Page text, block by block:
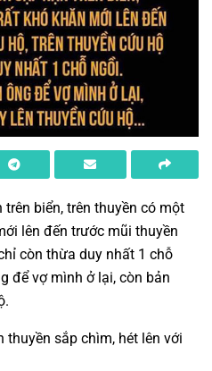
biển, trên thuyền có một
lên đến trước mũi thuyền
còn thừa duy nhất 1 chỗ
để vợ mình ở lại, còn bản
sắp chìm, hét lên với